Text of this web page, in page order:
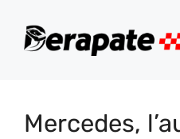
Mercedes,